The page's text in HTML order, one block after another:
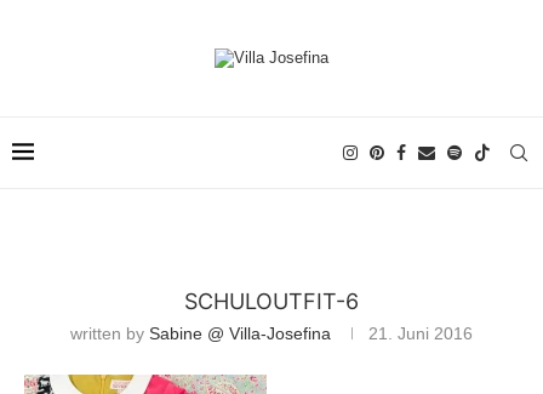
SCHULOUTFIT-6
written by Sabine @ Villa-Josefina 21. Juni 2016